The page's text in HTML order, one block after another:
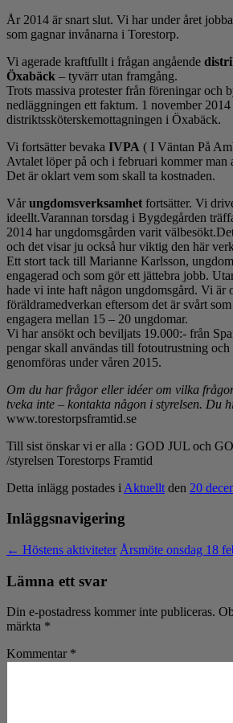
År 2014 är snart slut. Vi har under året
som gagnar invånarna i Torestorp.
Vi agerade kraftfullt i frågan angående
Öxabäck – tyvärr utan framgång.
Trots massiva protester från föreningar och
nedläggningen ett faktum. 1 november 2014
distriktssköterskemottagningen i Öxabäck.
Vi fortsätter bevaka IVPA ( I Väntan På
Avtalet löper på och i februari kommer man
Det är oklart vem som skall ta kostnaden.
Vår ungdomsverksamhet fortsätter. Vi
ideellt.Varannan torsdag i Bygdegården
2014 har ungdomsgården varit
och det visar ju också hur viktig den här
Ett stort tack till Marianne Karlsson,
engagerad och som gör ett jättebra jobb.
hade vi inte haft någon ungdomsgård. Vi är
föräldramedverkan eftersom det är svårt
engagera mellan 15 – 20 ungdomar.
Vi har ansökt och beviljats 19.000:- från
pengar skall användas till fotoutrustning
genomföras under våren 2015.
Om du har frågor eller idéer om vilka
tveka inte – kontakta någon i styrelsen. Du
www.torestorpsframtid.se
Till sist önskar vi er alla : GOD JUL och
/styrelsen Torestorps Framtid
Detta inlägg postades i Aktuellt den 20
Inläggsnavigering
← Höstens aktiviteter Årsmöte onsdag 18
Lämna ett svar
Din e-postadress kommer inte publiceras.
märkta *
Kommentar *